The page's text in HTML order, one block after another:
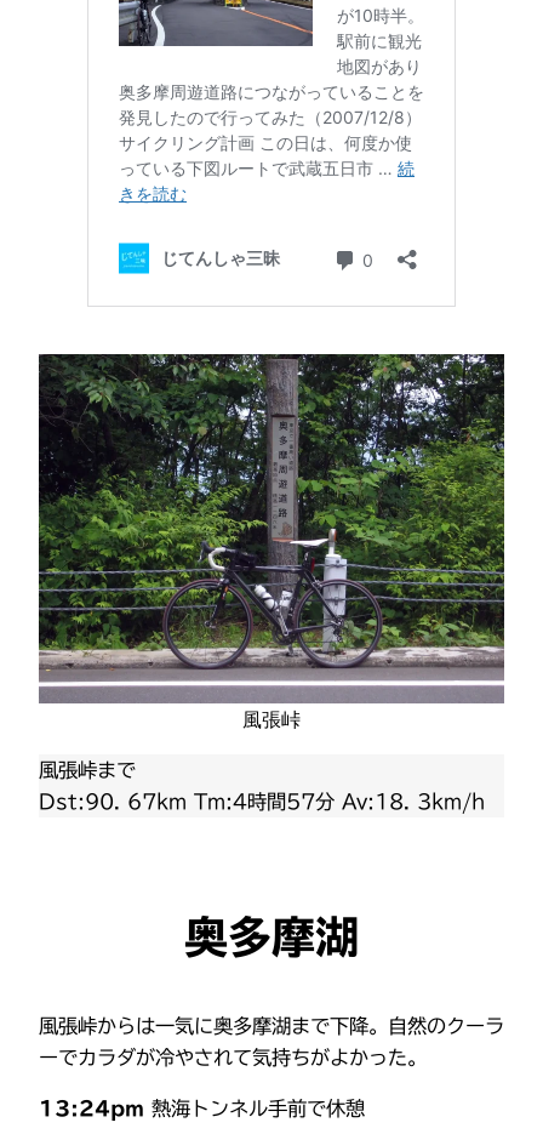
風張峠
風張峠まで
Dst:90. 67km Tm:4時間57分 Av:18. 3km/h
奥多摩湖
風張峠からは一気に奥多摩湖まで下降。自然のクーラ
ーでカラダが冷やされて気持ちがよかった。
13:24pm 熱海トンネル手前で休憩